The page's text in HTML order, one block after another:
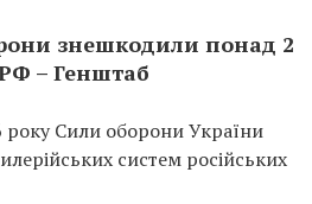
знешкодили понад 2
– Генштаб
Сили оборони України
систем російських